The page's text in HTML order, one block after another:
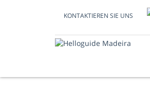
KONTAKTIEREN SIE UNS